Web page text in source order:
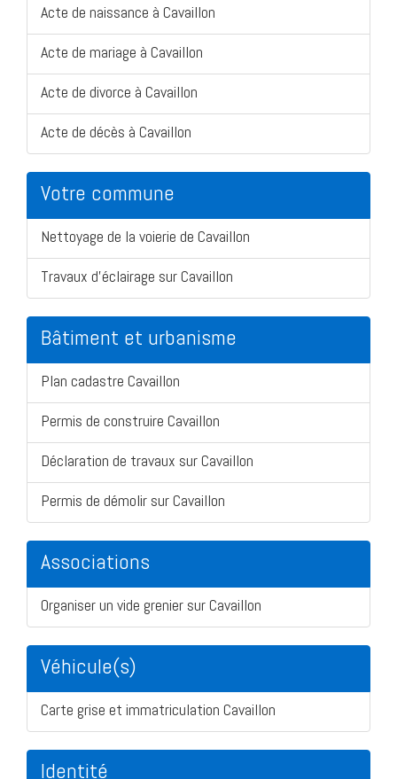
Acte de naissance à Cavaillon
Acte de mariage à Cavaillon
Acte de divorce à Cavaillon
Acte de décès à Cavaillon
Votre commune
Nettoyage de la voierie de Cavaillon
Travaux d'éclairage sur Cavaillon
Bâtiment et urbanisme
Plan cadastre Cavaillon
Permis de construire Cavaillon
Déclaration de travaux sur Cavaillon
Permis de démolir sur Cavaillon
Associations
Organiser un vide grenier sur Cavaillon
Véhicule(s)
Carte grise et immatriculation Cavaillon
Identité